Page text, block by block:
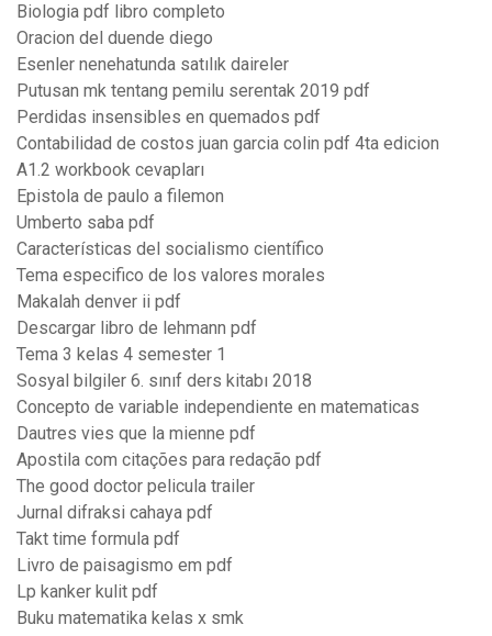
Biologia pdf libro completo
Oracion del duende diego
Esenler nenehatunda satılık daireler
Putusan mk tentang pemilu serentak 2019 pdf
Perdidas insensibles en quemados pdf
Contabilidad de costos juan garcia colin pdf 4ta edicion
A1.2 workbook cevapları
Epistola de paulo a filemon
Umberto saba pdf
Características del socialismo científico
Tema especifico de los valores morales
Makalah denver ii pdf
Descargar libro de lehmann pdf
Tema 3 kelas 4 semester 1
Sosyal bilgiler 6. sınıf ders kitabı 2018
Concepto de variable independiente en matematicas
Dautres vies que la mienne pdf
Apostila com citações para redação pdf
The good doctor pelicula trailer
Jurnal difraksi cahaya pdf
Takt time formula pdf
Livro de paisagismo em pdf
Lp kanker kulit pdf
Buku matematika kelas x smk